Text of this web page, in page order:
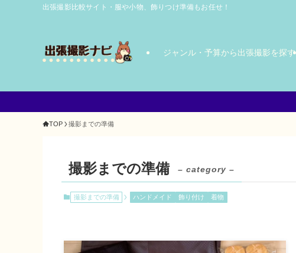
出張撮影比較サイト・服や小物、飾りつけ準備もお任せ！
ジャンル・予算から出張撮影を探す
TOP 撮影までの準備
撮影までの準備 – category –
撮影までの準備 ハンドメイド 飾り付け 着物